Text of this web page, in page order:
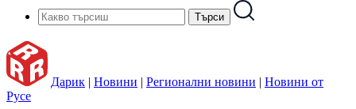
Дарик | Новини | Регионални новини | Новини от
Русе